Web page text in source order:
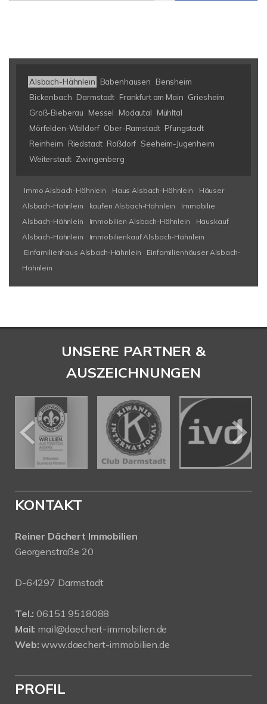
Alsbach-Hähnlein Babenhausen
Bensheim
Bickenbach Darmstadt Frankfurt am Main Griesheim
Groß-Bieberau
Messel Modautal
Mühltal
Mörfelden-Walldorf Ober-Ramstadt Pfungstadt
Reinheim
Riedstadt Roßdorf Seeheim-Jugenheim
Weiterstadt Zwingenberg
Immo Alsbach-Hähnlein Haus Alsbach-Hähnlein
Häuser
Alsbach-Hähnlein
kaufen Alsbach-Hähnlein
Immobilie
Alsbach-Hähnlein
Immobilien Alsbach-Hähnlein
Hauskauf
Alsbach-Hähnlein
Immobilienkauf Alsbach-Hähnlein
Einfamilienhaus Alsbach-Hähnlein
Einfamilienhäuser Alsbach-
Hähnlein
UNSERE PARTNER &
AUSZEICHNUNGEN
KONTAKT
Reiner Dächert Immobilien
Georgenstraße 20
D-64297 Darmstadt
Tel.: 06151 9518088
Mail: mail@daechert-immobilien.de
Web: www.daechert-immobilien.de
PROFIL